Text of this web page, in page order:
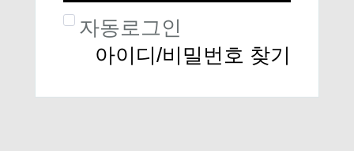
자동로그인
아이디/비밀번호 찾기